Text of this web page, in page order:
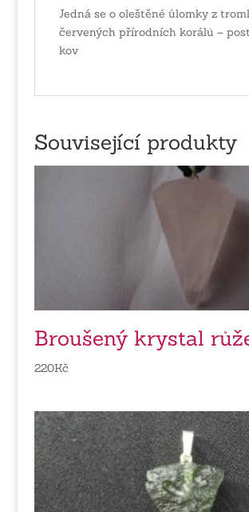
Jedná se o oleštěné úlomky z
červených přírodních korálů –
kov
Související produkty
Broušený krystal
220Kč